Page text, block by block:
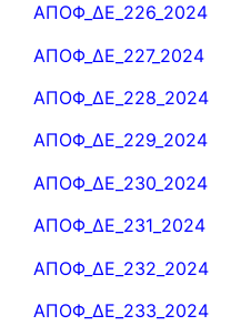
ΑΠΟΦ_ΔΕ_226_2024
ΑΠΟΦ_ΔΕ_227_2024
ΑΠΟΦ_ΔΕ_228_2024
ΑΠΟΦ_ΔΕ_229_2024
ΑΠΟΦ_ΔΕ_230_2024
ΑΠΟΦ_ΔΕ_231_2024
ΑΠΟΦ_ΔΕ_232_2024
ΑΠΟΦ_ΔΕ_233_2024